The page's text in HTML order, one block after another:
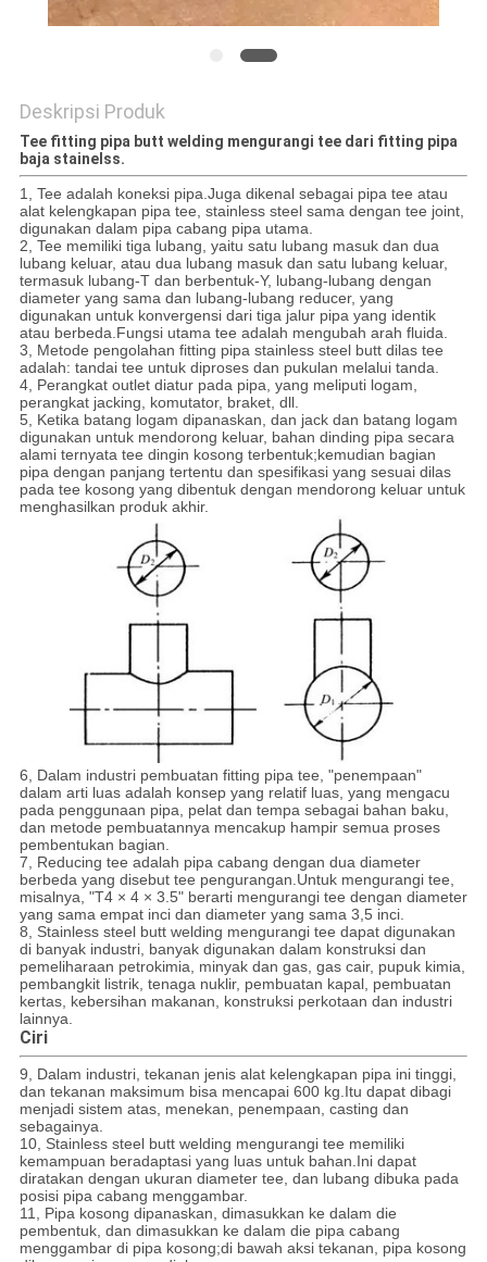
Deskripsi Produk
Tee fitting pipa butt welding mengurangi tee dari fitting pipa
baja stainelss.
1, Tee adalah koneksi pipa.Juga dikenal sebagai pipa tee atau
alat kelengkapan pipa tee, stainless steel sama dengan tee joint,
digunakan dalam pipa cabang pipa utama.
2, Tee memiliki tiga lubang, yaitu satu lubang masuk dan dua
lubang keluar, atau dua lubang masuk dan satu lubang keluar,
termasuk lubang-T dan berbentuk-Y, lubang-lubang dengan
diameter yang sama dan lubang-lubang reducer, yang
digunakan untuk konvergensi dari tiga jalur pipa yang identik
atau berbeda.Fungsi utama tee adalah mengubah arah fluida.
3, Metode pengolahan fitting pipa stainless steel butt dilas tee
adalah: tandai tee untuk diproses dan pukulan melalui tanda.
4, Perangkat outlet diatur pada pipa, yang meliputi logam,
perangkat jacking, komutator, braket, dll.
5, Ketika batang logam dipanaskan, dan jack dan batang logam
digunakan untuk mendorong keluar, bahan dinding pipa secara
alami ternyata tee dingin kosong terbentuk;kemudian bagian
pipa dengan panjang tertentu dan spesifikasi yang sesuai dilas
pada tee kosong yang dibentuk dengan mendorong keluar untuk
menghasilkan produk akhir.
6, Dalam industri pembuatan fitting pipa tee, "penempaan"
dalam arti luas adalah konsep yang relatif luas, yang mengacu
pada penggunaan pipa, pelat dan tempa sebagai bahan baku,
dan metode pembuatannya mencakup hampir semua proses
pembentukan bagian.
7, Reducing tee adalah pipa cabang dengan dua diameter
berbeda yang disebut tee pengurangan.Untuk mengurangi tee,
misalnya, "T4 × 4 × 3.5" berarti mengurangi tee dengan diameter
yang sama empat inci dan diameter yang sama 3,5 inci.
8, Stainless steel butt welding mengurangi tee dapat digunakan
di banyak industri, banyak digunakan dalam konstruksi dan
pemeliharaan petrokimia, minyak dan gas, gas cair, pupuk kimia,
pembangkit listrik, tenaga nuklir, pembuatan kapal, pembuatan
kertas, kebersihan makanan, konstruksi perkotaan dan industri
lainnya.
Ciri
9, Dalam industri, tekanan jenis alat kelengkapan pipa ini tinggi,
dan tekanan maksimum bisa mencapai 600 kg.Itu dapat dibagi
menjadi sistem atas, menekan, penempaan, casting dan
sebagainya.
10, Stainless steel butt welding mengurangi tee memiliki
kemampuan beradaptasi yang luas untuk bahan.Ini dapat
diratakan dengan ukuran diameter tee, dan lubang dibuka pada
posisi pipa cabang menggambar.
11, Pipa kosong dipanaskan, dimasukkan ke dalam die
pembentuk, dan dimasukkan ke dalam die pipa cabang
menggambar di pipa kosong;di bawah aksi tekanan, pipa kosong